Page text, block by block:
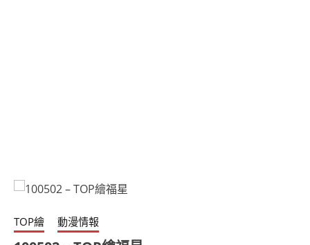
TOP繪 動漫情報